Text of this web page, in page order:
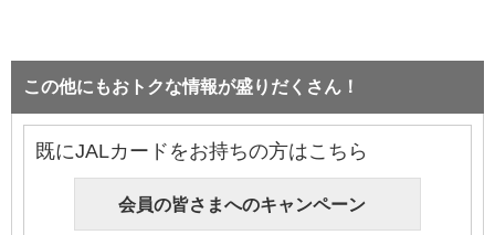
この他にもおトクな情報が盛りだくさん！
既にJALカードをお持ちの方はこちら
会員の皆さまへのキャンペーン